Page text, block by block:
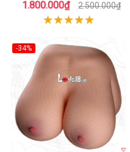
1.800.000₫ 2.500.000₫
-34%